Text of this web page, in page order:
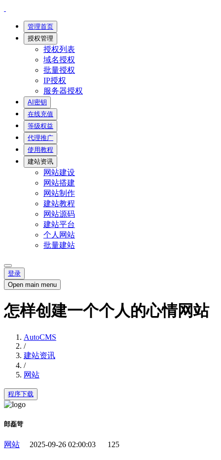
管理首页
授权管理
授权列表
域名授权
批量授权
IP授权
服务器授权
AI密钥
在线充值
等级权益
代理推广
使用教程
建站资讯
网站建设
网站搭建
网站制作
建站教程
网站源码
建站平台
个人网站
批量建站
登录
Open main menu
怎样创建一个个人的心情网站
AutoCMS
/
建站资讯
/
网站
程序下载
郎磊苛
网站 2025-09-26 02:00:03 125